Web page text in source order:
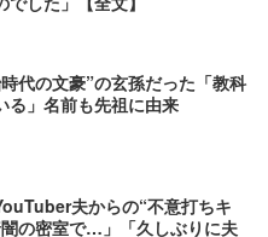
代の文豪”の玄孫だった「教科
る」名前も先祖に由来
夫からの“不意打ちキ
の密室で…」「久しぶりに夫